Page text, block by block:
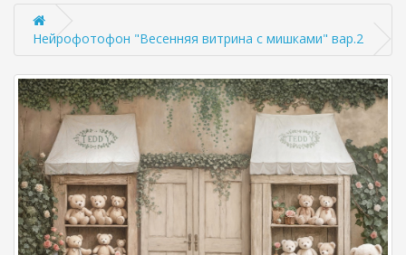
Нейрофотофон "Весенняя витрина с мишками" вар.2